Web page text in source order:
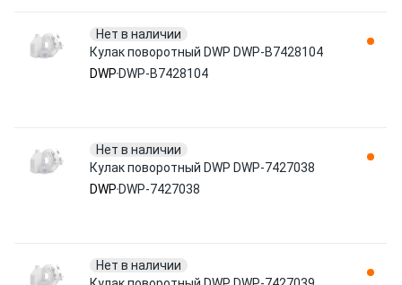
Нет в наличии
Кулак поворотный DWP DWP-B7428104
DWP DWP-B7428104
Нет в наличии
Кулак поворотный DWP DWP-7427038
DWP DWP-7427038
Нет в наличии